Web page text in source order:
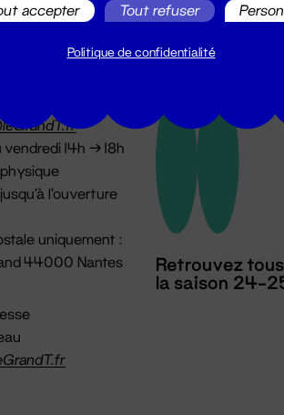
vendredi 14h → 18h
l'ouverture
uniquement :
44000 Nantes
Retrouvez
la saison 24-
accepter Tout refuser
Politique de confidentialité